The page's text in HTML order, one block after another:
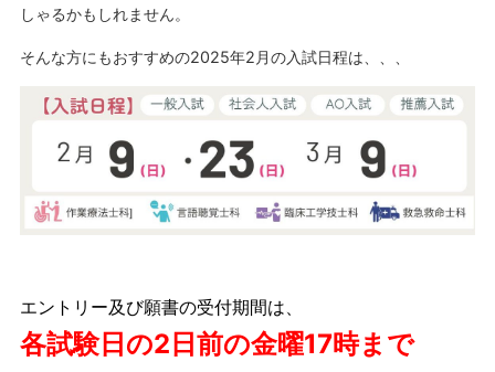
しゃるかもしれません。
そんな方にもおすすめの2025年2月の入試日程は、、、
エントリー及び願書の受付期間は、
各試験日の2日前の金曜17時まで